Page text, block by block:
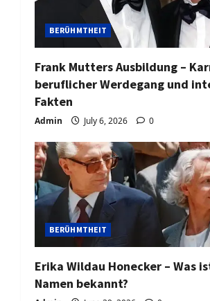
BERÜHMTHEIT
Frank Mutters Ausbildung –
beruflicher Werdegang und
Fakten
Admin July 6, 2026 0
BERÜHMTHEIT
Erika Wildau Honecker – Was
Namen bekannt?